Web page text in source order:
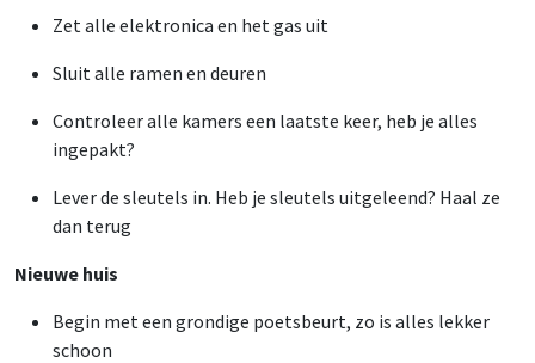
Zet alle elektronica en het gas uit
Sluit alle ramen en deuren
Controleer alle kamers een laatste keer, heb je alles
ingepakt?
Lever de sleutels in. Heb je sleutels uitgeleend? Haal ze
dan terug
Nieuwe huis
Begin met een grondige poetsbeurt, zo is alles lekker
schoon